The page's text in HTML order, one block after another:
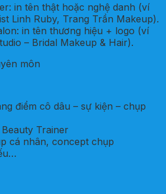
in tên thật hoặc nghệ danh (ví
Linh Ruby, Trang Trần Makeup).
in tên thương hiệu + logo (ví
– Bridal Makeup & Hair).
môn
điểm cô dâu – sự kiện – chụp
Trainer
cá nhân, concept chụp